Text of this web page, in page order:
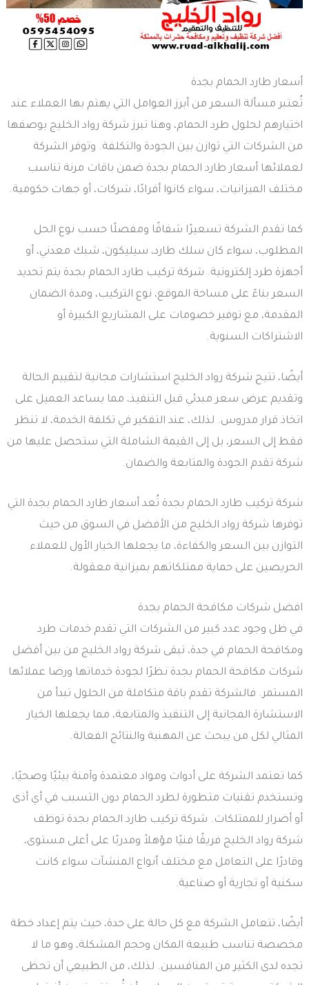
أسعار طارد الحمام بجدة
تُعتبر مسألة السعر من أبرز العوامل التي يهتم بها العملاء عند
اختيارهم لحلول طرد الحمام، وهنا تبرز شركة رواد الخليج بوصفها
من الشركات التي توازن بين الجودة والتكلفة. وتوفر الشركة
لعملائها أسعار طارد الحمام بجدة ضمن باقات مرنة تناسب
مختلف الميزانيات، سواء كانوا أفرادًا، شركات، أو جهات حكومية.
كما تقدم الشركة تسعيرًا شفافًا ومفصلًا حسب نوع الحل
المطلوب، سواء كان سلك طارد، سيليكون، شبك معدني، أو
أجهزة طرد إلكترونية. شركة تركيب طارد الحمام بجدة يتم تحديد
السعر بناءً على مساحة الموقع، نوع التركيب، ومدة الضمان
المقدمة، مع توفير خصومات على المشاريع الكبيرة أو
الاشتراكات السنوية.
أيضًا، تتيح شركة رواد الخليج استشارات مجانية لتقييم الحالة
وتقديم عرض سعر مبدئي قبل التنفيذ، مما يساعد العميل على
اتخاذ قرار مدروس. لذلك، عند التفكير في تكلفة الخدمة، لا تنظر
فقط إلى السعر، بل إلى القيمة الشاملة التي ستحصل عليها من
شركة تقدم الجودة والمتابعة والضمان.
شركة تركيب طارد الحمام بجدة تُعد أسعار طارد الحمام بجدة التي
توفرها شركة رواد الخليج من الأفضل في السوق من حيث
التوازن بين السعر والكفاءة، ما يجعلها الخيار الأول للعملاء
الحريصين على حماية ممتلكاتهم بميزانية معقولة.
افضل شركات مكافحة الحمام بجدة
في ظل وجود عدد كبير من الشركات التي تقدم خدمات طرد
ومكافحة الحمام في جدة، تبقى شركة رواد الخليج من بين أفضل
شركات مكافحة الحمام بجدة نظرًا لجودة خدماتها ورضا عملائها
المستمر. فالشركة تقدم باقة متكاملة من الحلول تبدأ من
الاستشارة المجانية إلى التنفيذ والمتابعة، مما يجعلها الخيار
المثالي لكل من يبحث عن المهنية والنتائج الفعالة.
كما تعتمد الشركة على أدوات ومواد معتمدة وآمنة بيئيًا وصحيًا،
وتستخدم تقنيات متطورة لطرد الحمام دون التسبب في أي أذى
أو أضرار للممتلكات. شركة تركيب طارد الحمام بجدة توظف
شركة رواد الخليج فريقًا فنيًا مؤهلاً ومدربًا على أعلى مستوى،
وقادرًا على التعامل مع مختلف أنواع المنشآت سواء كانت
سكنية أو تجارية أو صناعية.
أيضًا، تتعامل الشركة مع كل حالة على حدة، حيث يتم إعداد خطة
مخصصة تناسب طبيعة المكان وحجم المشكلة، وهو ما لا
تجده لدى الكثير من المنافسين. لذلك، من الطبيعي أن تحظى